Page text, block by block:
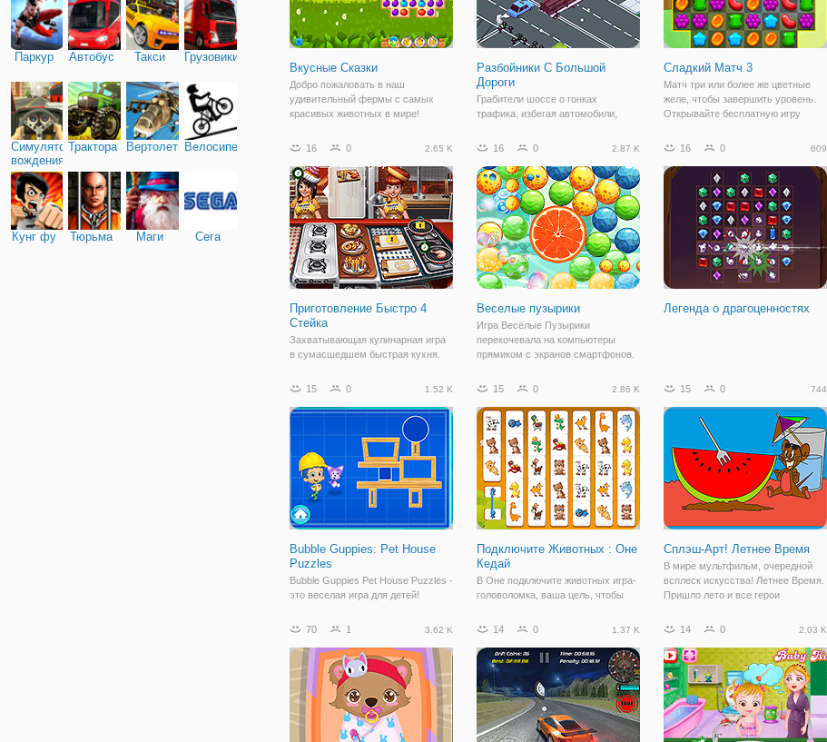
Паркур Автобус Такси Грузовики
Симулятор
вождения
Трактора ВертолетыВелосипед
Кунг фу Тюрьма Маги Сега
Вкусные Сказки
Добро пожаловать в наш
удивительный фермы с самых
красивых животных в мире!
фрукты и овощи, чтобы кормить
сделать их счастливыми! Вкусные
сказки-это великолепный матч
Разбойники С Большой
Дороги
Грабители шоссе о гонках
трафика, избегая автомобили,
автомобили и, самое главное,
получить новые автомобили и
полные коллекции! Поездка на
полной скорости,
Сладкий Матч 3
Матч три или более же цветные
желе, чтобы завершить уровень.
Открывайте бесплатную игру
как Вы уровень вверх.
• симпатичная графика •
16 0 2.65 K
Приготовление Быстро 4
Стейка
Захватывающая кулинарная игра
в сумасшедшем быстрая кухня.
стать лучшим шеф-повар
мире. Готовить и обслуживать,
чтобы сделать ваших клиентов
16 0 2.87 K
Веселые пузырики
Игра Весёлые Пузырики
перекочевала на компьютеры
прямиком с экранов смартфонов.
категории «3 в ряд», геймплей тут
того, чтобы сдвигать фигуры на
поле в попытке
16 0 609
Легенда о драгоценностях
15 0 1.52 K
Bubble Guppies: Pet House
Puzzles
Bubble Guppies Pet House Puzzles -
это веселая игра для детей!
дельфина, который хочет
ли вы помочь им сделать это,
решая головоломки формы?
Некоторые
15 0 2.86 K
Подключите Животных : Оне
Кедай
В Оне подключите животных игра-
головоломка, ваша цель, чтобы
какой-то комбинационной игры или
(на"связывания") смотрите, это
очень весело играть, очень
сложной и
15 0 744
Сплэш-Арт! Летнее Время
В мире мультфильм, очередной
всплеск искусства! Летнее Время.
Пришло лето и все герои
них наш любимый мистер Бин. Он
пустился во все тяжкие пути.
Летнее Время
70 1 3.62 K 14 0 1.37 K 14 0 2.03 K